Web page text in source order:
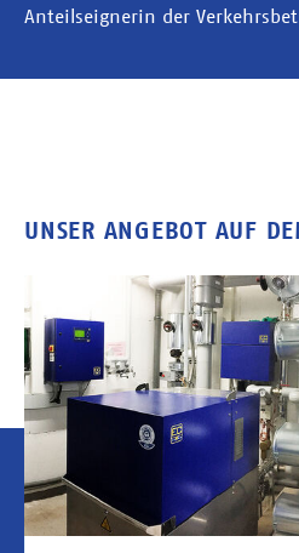
Anteilseignerin der
UNSER ANGEBOT AUF